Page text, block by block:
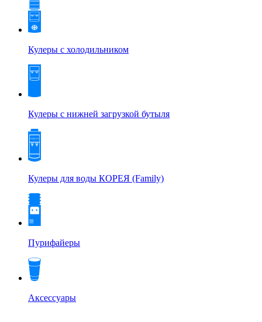
Кулеры с холодильником
Кулеры с нижней загрузкой бутыля
Кулеры для воды КОРЕЯ (Family)
Пурифайеры
Аксессуары